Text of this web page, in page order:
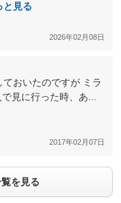
と見る
2026年02月08日
おいたのですが ミラ
見に行った時、あ...
2017年02月07日
を見る